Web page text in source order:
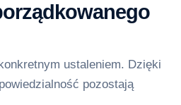
ustaleniem. Dzięki
pozostają